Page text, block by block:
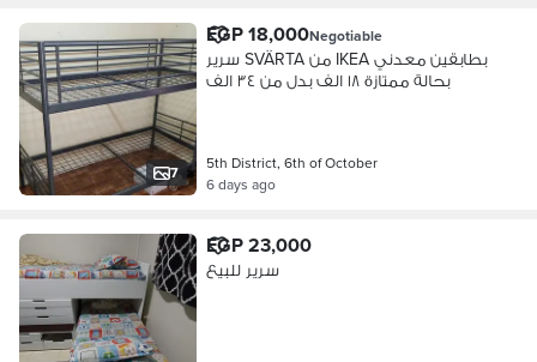
7
EGP 18,000Negotiable
سرير SVÄRTA من IKEA بطابقين معدني
بحالة ممتازة ١٨ الف بدل من ٣٤ الف
5th District, 6th of October
6 days ago
EGP 23,000
سرير للبيع